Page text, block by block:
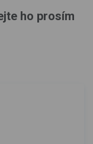
ho prosím